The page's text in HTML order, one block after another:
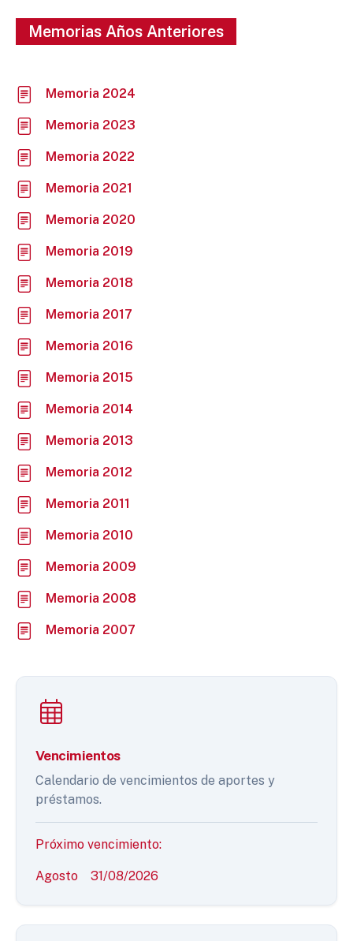
Memorias Años Anteriores
Memoria 2024
Memoria 2023
Memoria 2022
Memoria 2021
Memoria 2020
Memoria 2019
Memoria 2018
Memoria 2017
Memoria 2016
Memoria 2015
Memoria 2014
Memoria 2013
Memoria 2012
Memoria 2011
Memoria 2010
Memoria 2009
Memoria 2008
Memoria 2007
Vencimientos
Calendario de vencimientos de aportes y
préstamos.
Próximo vencimiento:
Agosto 31/08/2026